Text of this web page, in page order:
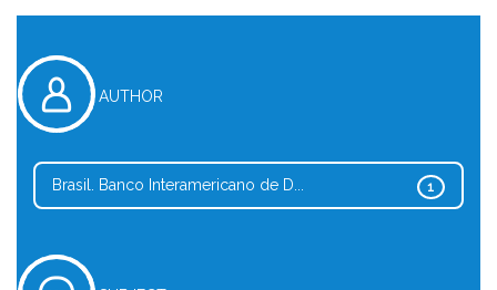
AUTHOR
1
Brasil. Banco Interamericano de D...